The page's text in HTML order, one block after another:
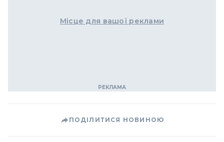
Місце для вашої реклами
ПОДІЛИТИСЯ НОВИНОЮ